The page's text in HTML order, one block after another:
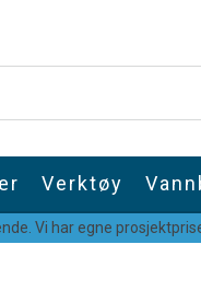
Verktøy
Vi har egne